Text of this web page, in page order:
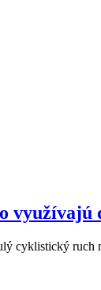
cyklistický